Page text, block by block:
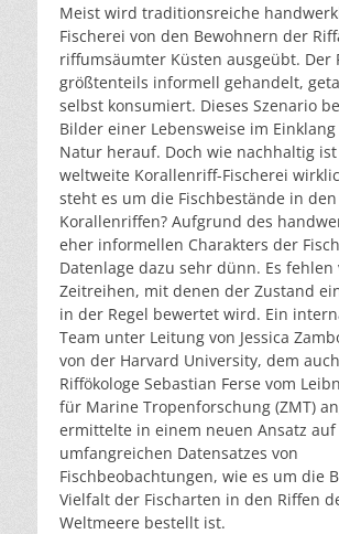
Meist wird traditionsreiche
Fischerei von den Bewohnern der
riffumsäumter Küsten ausgeübt. Der
größtenteils informell gehandelt,
selbst konsumiert. Dieses Szenario
Bilder einer Lebensweise im
Natur herauf. Doch wie nachhaltig
weltweite Korallenriff-Fischerei
steht es um die Fischbestände in den
Korallenriffen? Aufgrund des
eher informellen Charakters der
Datenlage dazu sehr dünn. Es fehlen
Zeitreihen, mit denen der Zustand
in der Regel bewertet wird. Ein
Team unter Leitung von Jessica
von der Harvard University, dem
Riffökologe Sebastian Ferse vom
für Marine Tropenforschung (ZMT)
ermittelte in einem neuen Ansatz auf
umfangreichen Datensatzes von
Fischbeobachtungen, wie es um die
Vielfalt der Fischarten in den Riffen
Weltmeere bestellt ist.